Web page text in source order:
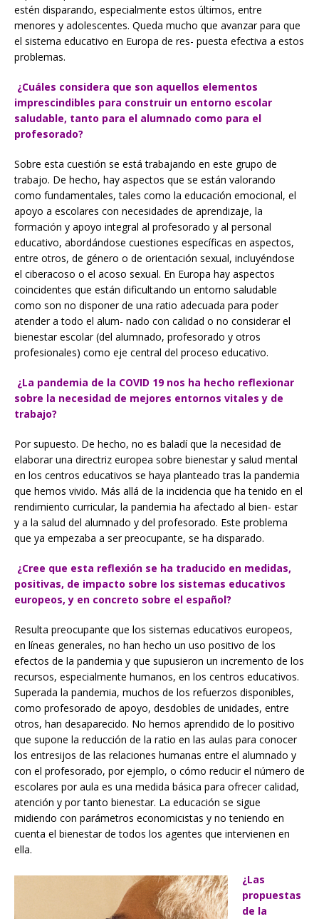
estén disparando, especialmente estos últimos, entre
menores y adolescentes. Queda mucho que avanzar para que
el sistema educativo en Europa de res- puesta efectiva a estos
problemas.
¿Cuáles considera que son aquellos elementos
imprescindibles para construir un entorno escolar
saludable, tanto para el alumnado como para el
profesorado?
Sobre esta cuestión se está trabajando en este grupo de
trabajo. De hecho, hay aspectos que se están valorando
como fundamentales, tales como la educación emocional, el
apoyo a escolares con necesidades de aprendizaje, la
formación y apoyo integral al profesorado y al personal
educativo, abordándose cuestiones específicas en aspectos,
entre otros, de género o de orientación sexual, incluyéndose
el ciberacoso o el acoso sexual. En Europa hay aspectos
coincidentes que están dificultando un entorno saludable
como son no disponer de una ratio adecuada para poder
atender a todo el alum- nado con calidad o no considerar el
bienestar escolar (del alumnado, profesorado y otros
profesionales) como eje central del proceso educativo.
¿La pandemia de la COVID 19 nos ha hecho reflexionar
sobre la necesidad de mejores entornos vitales y de
trabajo?
Por supuesto. De hecho, no es baladí que la necesidad de
elaborar una directriz europea sobre bienestar y salud mental
en los centros educativos se haya planteado tras la pandemia
que hemos vivido. Más allá de la incidencia que ha tenido en el
rendimiento curricular, la pandemia ha afectado al bien- estar
y a la salud del alumnado y del profesorado. Este problema
que ya empezaba a ser preocupante, se ha disparado.
¿Cree que esta reflexión se ha traducido en medidas,
positivas, de impacto sobre los sistemas educativos
europeos, y en concreto sobre el español?
Resulta preocupante que los sistemas educativos europeos,
en líneas generales, no han hecho un uso positivo de los
efectos de la pandemia y que supusieron un incremento de los
recursos, especialmente humanos, en los centros educativos.
Superada la pandemia, muchos de los refuerzos disponibles,
como profesorado de apoyo, desdobles de unidades, entre
otros, han desaparecido. No hemos aprendido de lo positivo
que supone la reducción de la ratio en las aulas para conocer
los entresijos de las relaciones humanas entre el alumnado y
con el profesorado, por ejemplo, o cómo reducir el número de
escolares por aula es una medida básica para ofrecer calidad,
atención y por tanto bienestar. La educación se sigue
midiendo con parámetros economicistas y no teniendo en
cuenta el bienestar de todos los agentes que intervienen en
ella.
¿Las
propuestas
de la